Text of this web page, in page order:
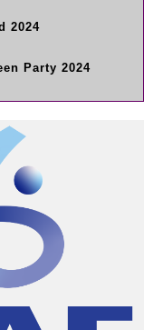
2024
Party 2024